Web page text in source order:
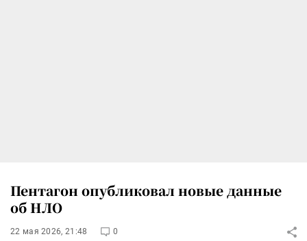
Пентагон опубликовал новые данные
об НЛО
22 мая 2026, 21:48 0